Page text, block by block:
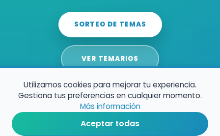
SORTEO DE TEMAS
VER TEMARIOS
Utilizamos cookies para mejorar tu experiencia.
Gestiona tus preferencias en cualquier momento.
Más información
Aceptar todas